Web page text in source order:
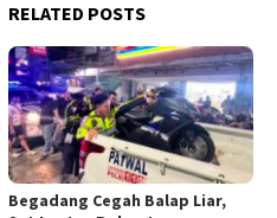
RELATED POSTS
Begadang Cegah Balap Liar,